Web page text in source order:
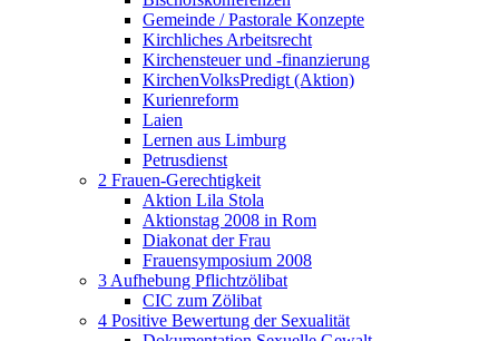
Gemeinde / Pastorale Konzepte
Kirchliches Arbeitsrecht
Kirchensteuer und -finanzierung
KirchenVolksPredigt (Aktion)
Kurienreform
Laien
Lernen aus Limburg
Petrusdienst
2 Frauen-Gerechtigkeit
Aktion Lila Stola
Aktionstag 2008 in Rom
Diakonat der Frau
Frauensymposium 2008
3 Aufhebung Pflichtzölibat
CIC zum Zölibat
4 Positive Bewertung der Sexualität